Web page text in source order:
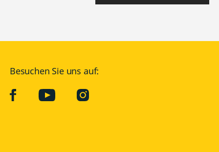
Besuchen Sie uns auf:
facebookYouTube Instagram